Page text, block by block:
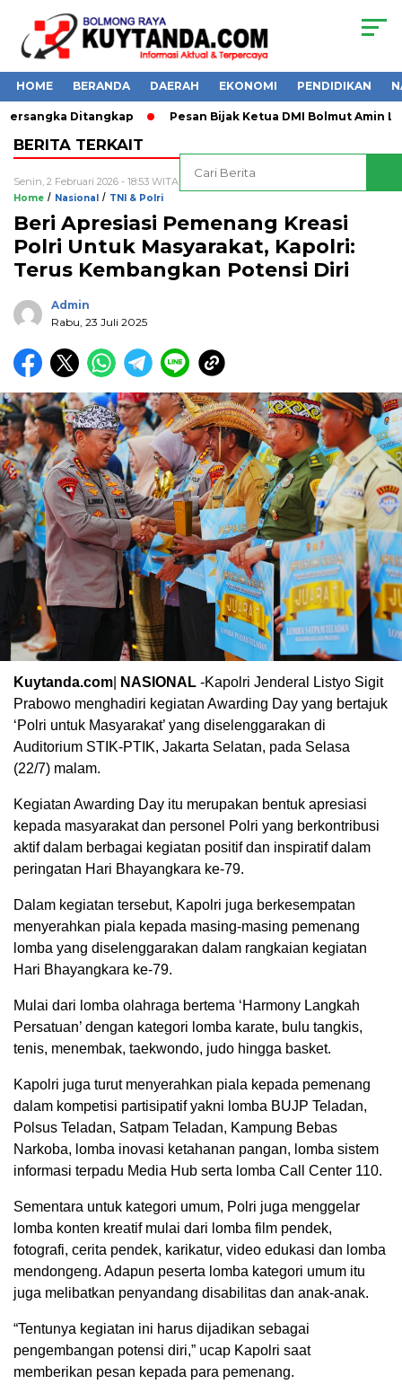
HOME BERANDA DAERAH EKONOMI PENDIDIKAN
Ditangkap Pesan Bijak Ketua DMI Bolmut Amin
Home / Nasional / TNI & Polri
Beri Apresiasi Pemenang Kreasi
Polri Untuk Masyarakat, Kapolri:
Terus Kembangkan Potensi Diri
Admin
Rabu, 23 Juli 2025
Kuytanda.com NASIONAL -Kapolri Jenderal Listyo Sigit
Prabowo menghadiri kegiatan Awarding Day yang bertajuk
‘Polri untuk Masyarakat’ yang diselenggarakan di
Auditorium STIK-PTIK, Jakarta Selatan, pada Selasa
(22/7) malam.
Kegiatan Awarding Day itu merupakan bentuk apresiasi
kepada masyarakat dan personel Polri yang berkontribusi
aktif dalam berbagai kegiatan positif dan inspiratif dalam
peringatan Hari Bhayangkara ke-79.
Dalam kegiatan tersebut, Kapolri juga berkesempatan
menyerahkan piala kepada masing-masing pemenang
lomba yang diselenggarakan dalam rangkaian kegiatan
Hari Bhayangkara ke-79.
Mulai dari lomba olahraga bertema ‘Harmony Langkah
Persatuan’ dengan kategori lomba karate, bulu tangkis,
tenis, menembak, taekwondo, judo hingga basket.
Kapolri juga turut menyerahkan piala kepada pemenang
dalam kompetisi partisipatif yakni lomba BUJP Teladan,
Polsus Teladan, Satpam Teladan, Kampung Bebas
Narkoba, lomba inovasi ketahanan pangan, lomba sistem
informasi terpadu Media Hub serta lomba Call Center 110.
Sementara untuk kategori umum, Polri juga menggelar
lomba konten kreatif mulai dari lomba film pendek,
fotografi, cerita pendek, karikatur, video edukasi dan lomba
mendongeng. Adapun peserta lomba kategori umum itu
juga melibatkan penyandang disabilitas dan anak-anak.
“Tentunya kegiatan ini harus dijadikan sebagai
pengembangan potensi diri,” ucap Kapolri saat
memberikan pesan kepada para pemenang.
BERITA TERKAIT
Senin, 2 Februari 2026 - 18:53 WITA